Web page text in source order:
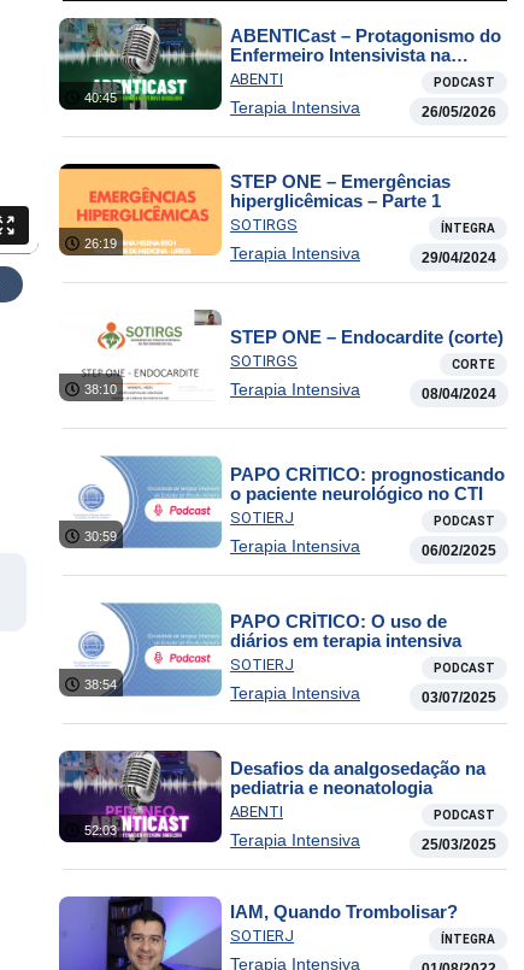
40:45
ABENTICast – Protagonismo do
Enfermeiro Intensivista na
tomada de decisão clínica
ABENTI PODCAST
Terapia Intensiva 26/05/2026
26:19
STEP ONE – Emergências
hiperglicêmicas – Parte 1
SOTIRGS ÍNTEGRA
Terapia Intensiva 29/04/2024
38:10
STEP ONE – Endocardite (corte)
SOTIRGS CORTE
Terapia Intensiva 08/04/2024
30:59
PAPO CRÍTICO: prognosticando
o paciente neurológico no CTI
SOTIERJ PODCAST
Terapia Intensiva 06/02/2025
38:54
PAPO CRÍTICO: O uso de
diários em terapia intensiva
SOTIERJ PODCAST
Terapia Intensiva 03/07/2025
52:03
Desafios da analgosedação na
pediatria e neonatologia
ABENTI PODCAST
Terapia Intensiva 25/03/2025
IAM, Quando Trombolisar?
SOTIERJ ÍNTEGRA
Terapia Intensiva